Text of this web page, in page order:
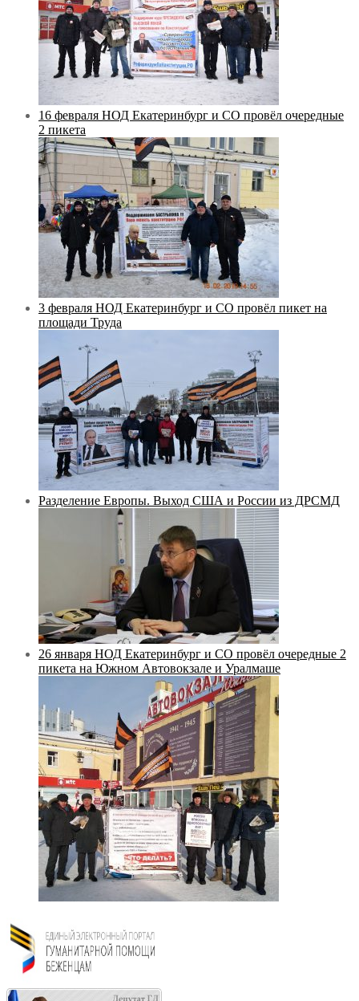
16 февраля НОД Екатеринбург и СО провёл очередные
2 пикета
3 февраля НОД Екатеринбург и СО провёл пикет на
площади Труда
Разделение Европы. Выход США и России из ДРСМД
26 января НОД Екатеринбург и СО провёл очередные 2
пикета на Южном Автовокзале и Уралмаше